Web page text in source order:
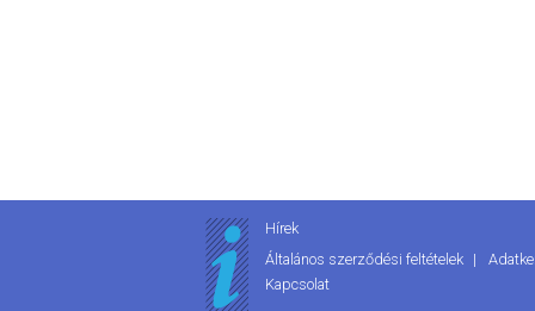
Hírek
Általános szerződési feltételek
Kapcsolat